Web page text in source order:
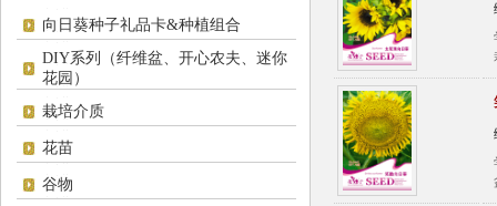
向日葵种子礼品卡&种植组合
DIY系列（纤维盆、开心农夫、迷你
花园）
栽培介质
花苗
谷物